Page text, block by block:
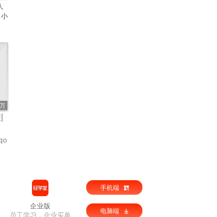
企业版
员工学习，企业买单
手机端
电脑端